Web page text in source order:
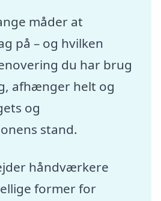
måder at
på – og hvilken
du har brug
afhænger helt og
og
stand.
håndværkere
former for